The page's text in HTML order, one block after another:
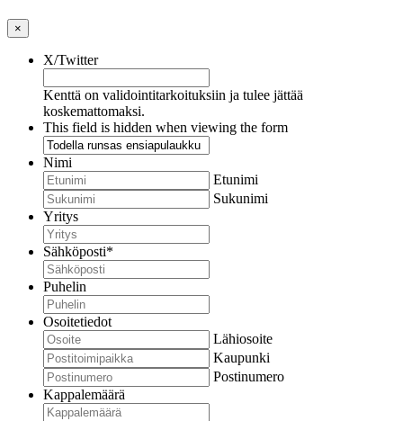
×
X/Twitter
Kenttä on validointitarkoituksiin ja tulee jättää
koskemattomaksi.
This field is hidden when viewing the form
Nimi
Etunimi
Sukunimi
Yritys
Sähköposti*
Puhelin
Osoitetiedot
Lähiosoite
Kaupunki
Postinumero
Kappalemäärä